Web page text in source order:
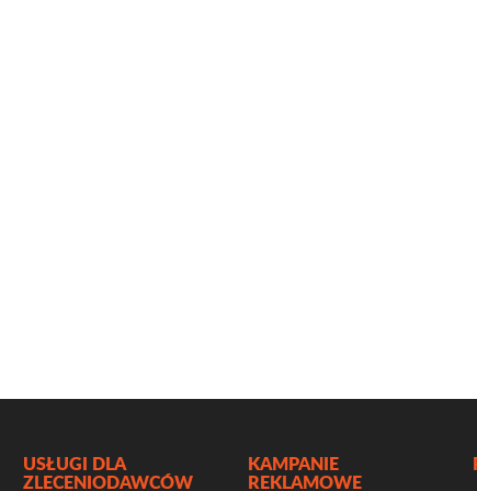
USŁUGI DLA
ZLECENIODAWCÓW
KAMPANIE
REKLAMOWE